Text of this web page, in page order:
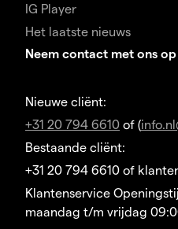
IG Player
Het laatste nieuws
Neem contact met ons op
Nieuwe cliënt:
+31 20 794 6610 of (
Bestaande cliënt:
+31 20 794 6610 of
Klantenservice
maandag t/m vrijdag